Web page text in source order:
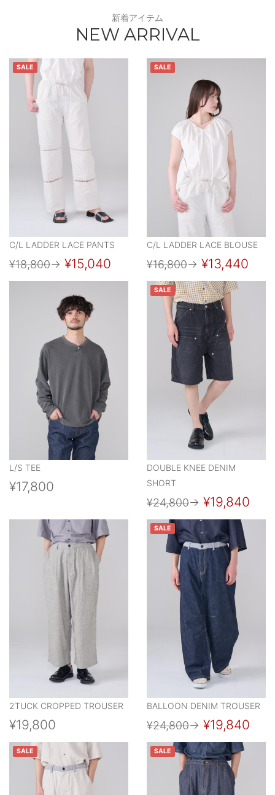
新着アイテム
NEW ARRIVAL
SALE
C/L LADDER LACE PANTS
¥18,800→ ¥15,040
SALE
C/L LADDER LACE BLOUSE
¥16,800→ ¥13,440
L/S TEE
¥17,800
SALE
DOUBLE KNEE DENIM
SHORT
¥24,800→ ¥19,840
2TUCK CROPPED TROUSER
¥19,800
SALE
BALLOON DENIM TROUSER
¥24,800→ ¥19,840
SALE SALE